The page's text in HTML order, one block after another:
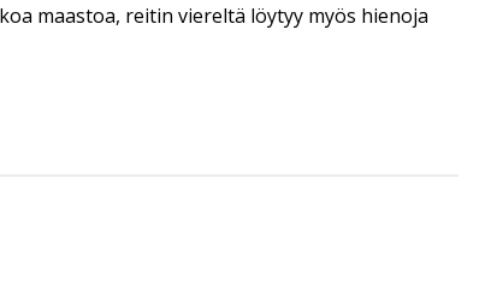
maastoa, reitin viereltä löytyy myös hienoja